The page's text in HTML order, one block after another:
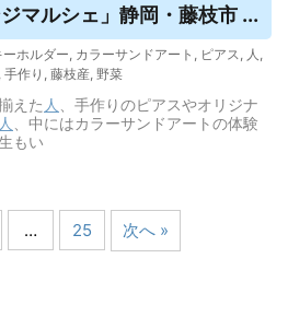
マルシェ」静岡・藤枝市 ...
ホルダー, カラーサンドアート , ピアス, 人 ,
, 手作り , 藤枝産, 野菜
えた 人
、手作りのピアスやオリジナ
人
、中にはカラーサンドアートの体験
もい
… 25 次へ »